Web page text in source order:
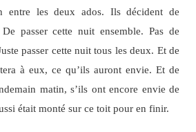
entre les deux ados. Ils décident de
passer cette nuit ensemble. Pas de
passer cette nuit tous les deux. Et de
à eux, ce qu’ils auront envie. Et de
matin, s’ils ont encore envie de
était monté sur ce toit pour en finir.